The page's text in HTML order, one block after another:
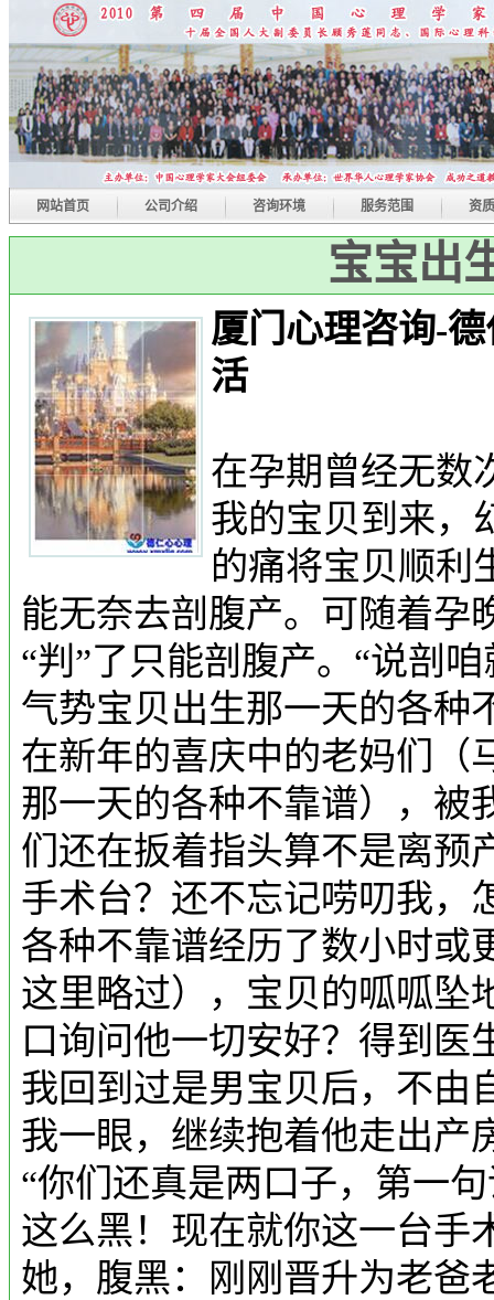
网站首页 公司介绍 咨询环境 服务范围 资
宝宝出
厦门心理咨询-
活
在孕期曾经无数
我的宝贝到来，
的痛将宝贝顺利
能无奈去剖腹产。可随着孕
“判”了只能剖腹产。“说剖
气势宝贝出生那一天的各种
在新年的喜庆中的老妈们（
那一天的各种不靠谱），被
们还在扳着指头算不是离预
手术台？还不忘记唠叨我，
各种不靠谱经历了数小时或
这里略过），宝贝的呱呱坠
口询问他一切安好？得到医
我回到过是男宝贝后，不由
我一眼，继续抱着他走出产
“你们还真是两口子，第一
这么黑！现在就你这一台手
她，腹黑：刚刚晋升为老爸